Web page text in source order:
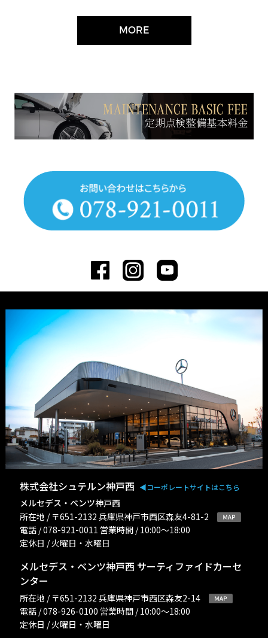
MORE
株式会社シュテルン神戸西 ◀︎コーポレートサイトはこちら
メルセデス・ベンツ神戸西
所在地 / 〒651-2132 兵庫県神戸市西区森友4-81-2
電話 / 078-921-0011 営業時間 / 10:00〜18:00
定休日 / 火曜日・水曜日
メルセデス・ベンツ神戸西 サーティファイドカーセ
ンター
所在地 / 〒651-2132 兵庫県神戸市西区森友2-14
電話 / 078-926-0100 営業時間 / 10:00〜18:00
定休日 / 火曜日・水曜日